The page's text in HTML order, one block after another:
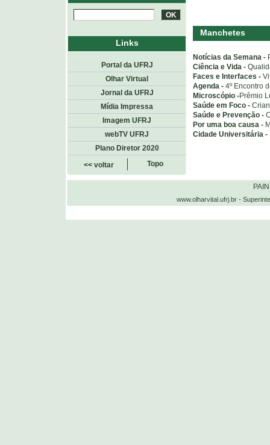
Manchetes
Notícias da Semana -
Ciência e Vida -
Faces e Interfaces -
Agenda - 4º Encontro
Microscópio -Prêmio
Saúde em Foco -
Saúde e Prevenção -
Por uma boa causa -
Cidade Universitária -
Links
Portal da UFRJ
Olhar Virtual
Jornal da UFRJ
Mídia Impressa
Imagem UFRJ
webTV UFRJ
Plano Diretor 2020
<< voltar
Topo
www.olharvital.ufrj.br -